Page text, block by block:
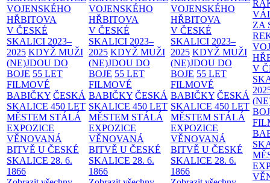
VOJENSKÉHO
HŘBITOVA
V ČESKÉ
SKALICI 2023–
2025 KDYŽ MUŽI
(NE)JDOU DO
BOJE 55 LET
FILMOVÉ
BABIČKY ČESKÁ
SKALICE 450 LET
MĚSTEM STÁLÁ
EXPOZICE
VĚNOVANÁ
BITVĚ U ČESKÉ
SKALICE 28. 6.
1866
VOJENSKÉHO
HŘBITOVA
V ČESKÉ
SKALICI 2023–
2025 KDYŽ MUŽI
(NE)JDOU DO
BOJE 55 LET
FILMOVÉ
BABIČKY ČESKÁ
SKALICE 450 LET
MĚSTEM STÁLÁ
EXPOZICE
VĚNOVANÁ
BITVĚ U ČESKÉ
SKALICE 28. 6.
1866
VOJENSKÉHO
HŘBITOVA
V ČESKÉ
SKALICI 2023–
2025 KDYŽ MUŽI
(NE)JDOU DO
BOJE 55 LET
FILMOVÉ
BABIČKY ČESKÁ
SKALICE 450 LET
MĚSTEM STÁLÁ
EXPOZICE
VĚNOVANÁ
BITVĚ U ČESKÉ
SKALICE 28. 6.
1866
ZA
V